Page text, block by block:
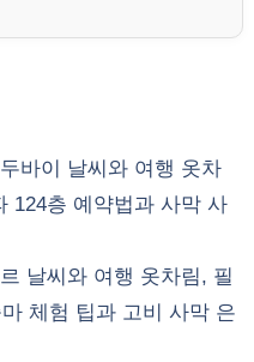
바이 날씨와 여행 옷차
124층 예약법과 사막 사
날씨와 여행 옷차림, 필
체험 팁과 고비 사막 은